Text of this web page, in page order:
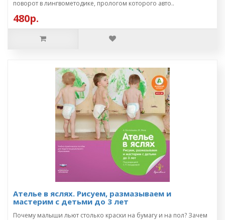
поворот в лингвометодике, прологом которого авто..
480р.
Ателье в яслях. Рисуем, размазываем и
мастерим с детьми до 3 лет
Почему малыши льют столько краски на бумагу и на пол? Зачем